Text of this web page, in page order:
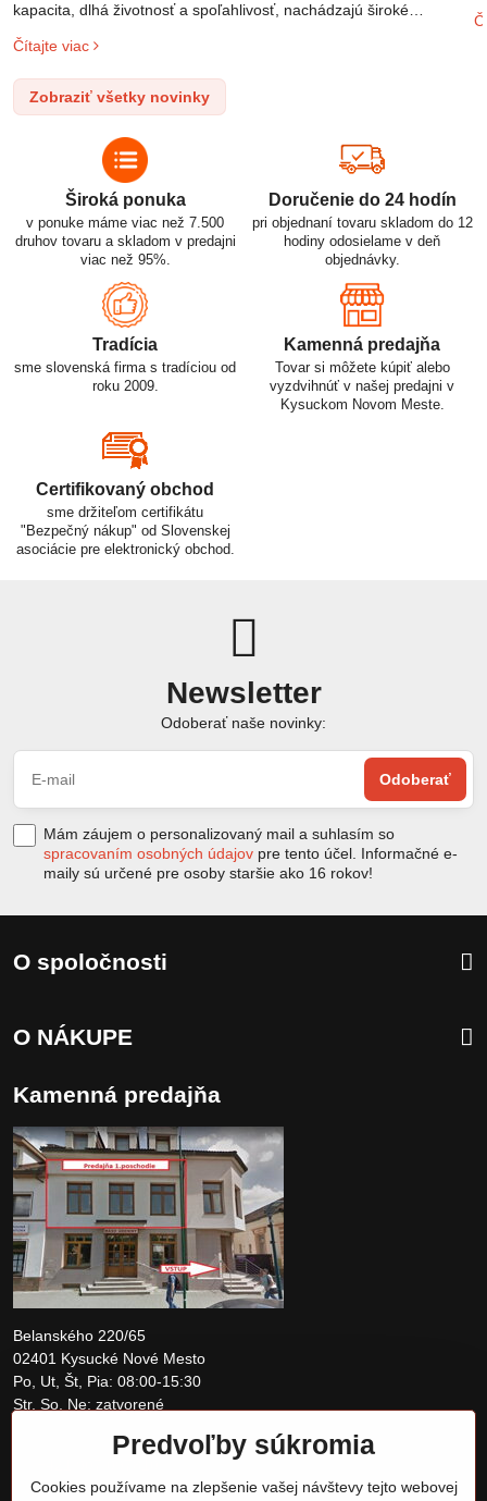
kapacita, dlhá životnosť a spoľahlivosť, nachádzajú široké
po elektrické vozidlá. Pochopenie ich delenia, označovania a
správneho používania je kľúčom k ich efektívnemu a bezpečnému
využitiu.
Čítajte viac
Zobraziť všetky novinky
Široká ponuka
v ponuke máme viac než 7.500
druhov tovaru a skladom v predajni
viac než 95%.
Doručenie do 24 hodín
pri objednaní tovaru skladom do 12
hodiny odosielame v deň
objednávky.
Tradícia
sme slovenská firma s tradíciou od
roku 2009.
Kamenná predajňa
Tovar si môžete kúpiť alebo
vyzdvihnúť v našej predajni v
Kysuckom Novom Meste.
Certifikovaný obchod
sme držiteľom certifikátu
"Bezpečný nákup" od Slovenskej
asociácie pre elektronický obchod.
Newsletter
Odoberať naše novinky:
Odoberať
Mám záujem o personalizovaný mail a suhlasím so
spracovaním osobných údajov pre tento účel. Informačné e-
maily sú určené pre osoby staršie ako 16 rokov!
O spoločnosti
O NÁKUPE
Kamenná predajňa
Belanského 220/65
02401 Kysucké Nové Mesto
Po, Ut, Št, Pia: 08:00-15:30
Str, So, Ne: zatvorené
Predvoľby súkromia
Cookies používame na zlepšenie vašej návštevy tejto webovej